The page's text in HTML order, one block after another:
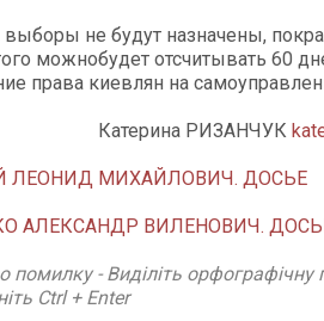
не будут назначены,
можнобудет отсчитывать 60
права киевлян на
Катерина РИЗАНЧУК
ЛЕОНИД МИХАЙЛОВИЧ. ДОСЬЕ
АЛЕКСАНДР ВИЛЕНОВИЧ.
помилку - Виділіть орфографічну
Ctrl + Enter